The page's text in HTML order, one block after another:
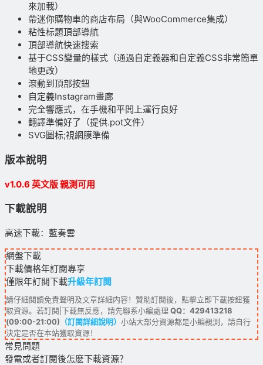
來加載）
帶迷你購物車的商店布局（與WooCommerce集成）
粘性标題頂部導航
頂部導航快速搜索
基于CSS變量的樣式（通過自定義器和自定義CSS非常簡單
地更改）
滾動到頂部按鈕
自定義Instagram畫廊
完全響應式，在手機和平闆上運行良好
翻譯準備好了（提供.pot文件）
SVG圖标;視網膜準備
版本說明
v1.0.6 英文版 親測可用
下載說明
高速下載：藍奏雲
網盤下載
下載價格年訂閱專享
僅限年訂閱下載升級年訂閱
請仔細閱讀免責聲明及文章詳細内容！贊助訂閱後，點擊立即下載按鈕獲
取資源。若訂閱|下載無反應，請先聯系小編處理 QQ：429413218
(09:00-21:00) （訂閱詳細說明） 小站大部分資源都是小編親測，請自行
決定是否在本站獲取資源！
常見問題
發電或者訂閱後怎麽下載資源？